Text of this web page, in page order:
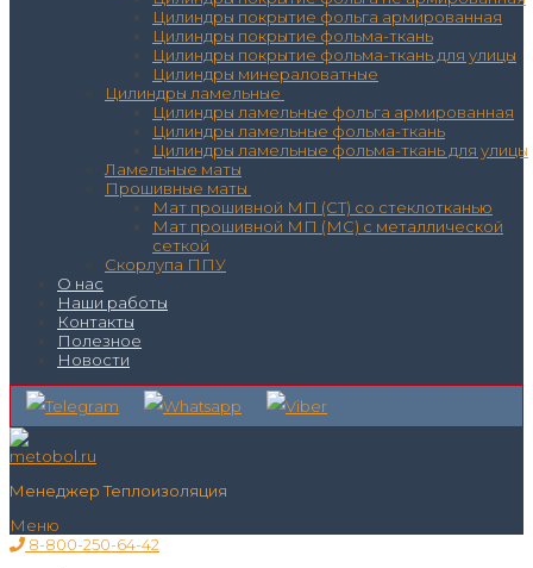
Цилиндры покрытие фольга армированная
Цилиндры покрытие фольма-ткань
Цилиндры покрытие фольма-ткань для улицы
Цилиндры минераловатные
Цилиндры ламельные
Цилиндры ламельные фольга армированная
Цилиндры ламельные фольма-ткань
Цилиндры ламельные фольма-ткань для улицы
Ламельные маты
Прошивные маты
Мат прошивной МП (СТ) со стеклотканью
Мат прошивной МП (МС) с металлической
сеткой
Скорлупа ППУ
О нас
Наши работы
Контакты
Полезное
Новости
Менеджер Теплоизоляция
Меню
8-800-250-64-42